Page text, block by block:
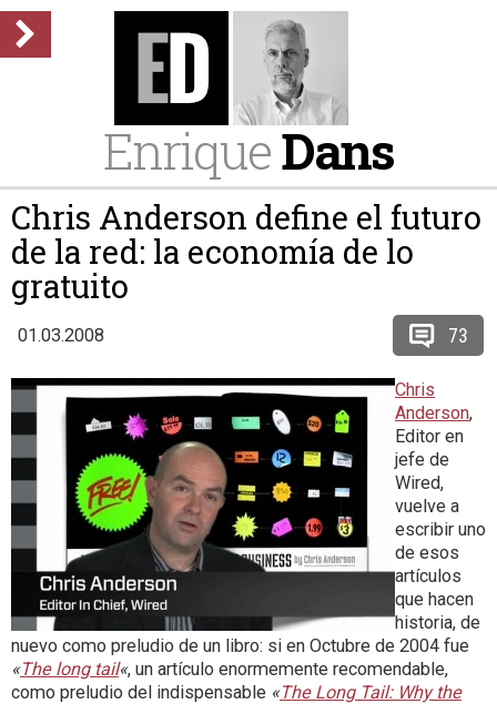
EnriqueDans
Chris Anderson define el futuro
de la red: la economía de lo
gratuito
01.03.2008 73
Chris
Anderson,
Editor en
jefe de
Wired,
vuelve a
escribir uno
de esos
artículos
que hacen
historia, de
nuevo como preludio de un libro: si en Octubre de 2004 fue
«The long tail«, un artículo enormemente recomendable,
como preludio del indispensable «The Long Tail: Why the